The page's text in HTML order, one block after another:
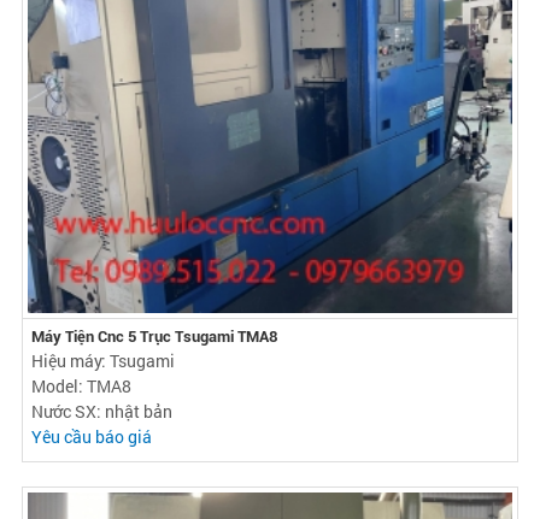
Máy Tiện Cnc 5 Trục Tsugami TMA8
Hiệu máy: Tsugami
Model: TMA8
Nước SX: nhật bản
Yêu cầu báo giá